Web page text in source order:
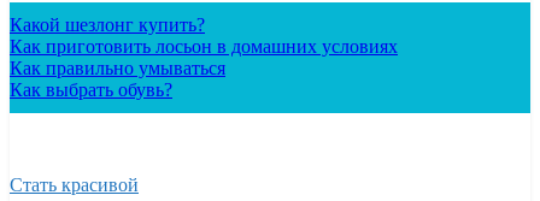
Какой шезлонг купить?
Как приготовить лосьон в домашних условиях
Как правильно умываться
Как выбрать обувь?
Стать красивой